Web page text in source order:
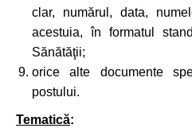
clar, numărul, data,
acestuia, în formatul
Sănătăţii;
orice alte documente
postului.
Tematică: